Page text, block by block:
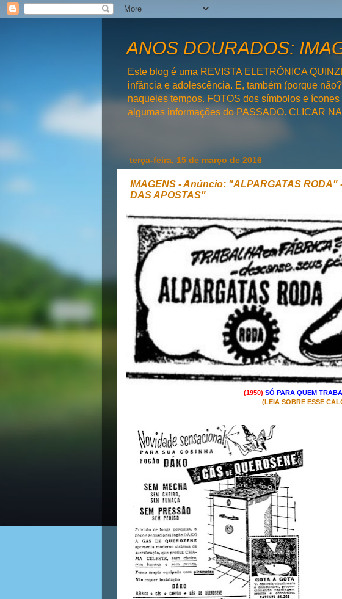
ANOS DOURADOS:
Este blog é uma REVISTA ELETRÔNICA
infância e adolescência. E, também (porque
naqueles tempos. FOTOS dos símbolos e
algumas informações do PASSADO. CLICAR
terça-feira, 15 de março de 2016
IMAGENS - Anúncio: "ALPARGATAS
DAS APOSTAS"
(1950) SÓ PARA QUEM
(LEIA SOBRE ESSE